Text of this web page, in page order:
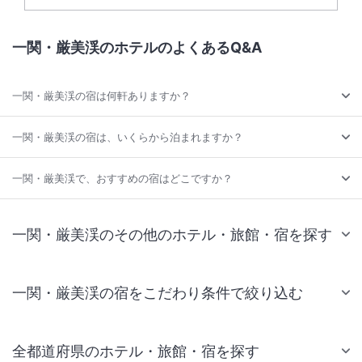
一関・厳美渓のホテルのよくあるQ&A
一関・厳美渓の宿は何軒ありますか？
一関・厳美渓の宿は、いくらから泊まれますか？
一関・厳美渓で、おすすめの宿はどこですか？
一関・厳美渓のその他のホテル・旅館・宿を探す
一関・厳美渓の宿をこだわり条件で絞り込む
全都道府県のホテル・旅館・宿を探す